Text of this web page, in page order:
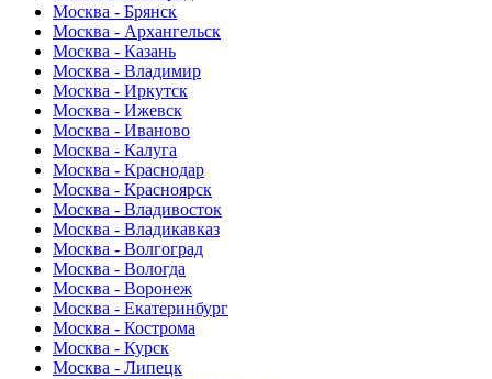
Москва - Брянск
Москва - Архангельск
Москва - Казань
Москва - Владимир
Москва - Иркутск
Москва - Ижевск
Москва - Иваново
Москва - Калуга
Москва - Краснодар
Москва - Красноярск
Москва - Владивосток
Москва - Владикавказ
Москва - Волгоград
Москва - Вологда
Москва - Воронеж
Москва - Екатеринбург
Москва - Кострома
Москва - Курск
Москва - Липецк